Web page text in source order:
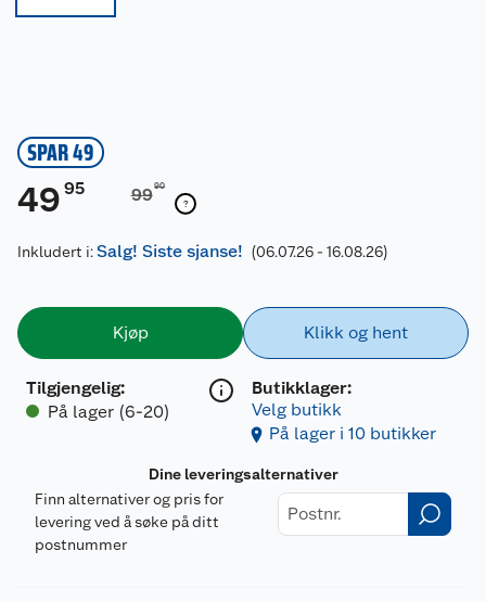
SPAR 49
49 95 9990
Inkludert i:Salg! Siste sjanse! (06.07.26 - 16.08.26)
Kjøp
Tilgjengelig:
På lager (6-20)
Klikk og hent
Butikklager:
Velg butikk
På lager i 10 butikker
Dine leveringsalternativer
Finn alternativer og pris for
levering ved å søke på ditt
postnummer